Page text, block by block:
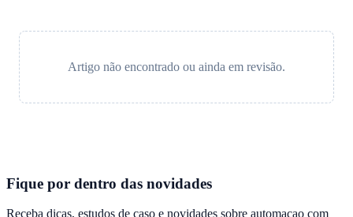
Artigo não encontrado ou ainda em revisão.
Fique por dentro das novidades
Receba dicas, estudos de caso e novidades sobre automacao com